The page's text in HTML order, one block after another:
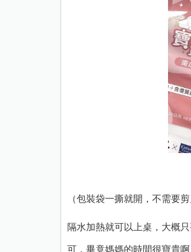
（包裝袋一撕就開，不需要剪
隔水加熱就可以上桌，大概
可，畢竟媽媽的時間很寶貴啊